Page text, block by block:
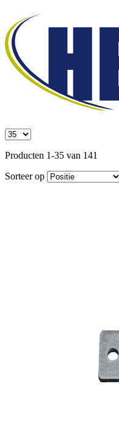
Producten 1-35 van 141
Sorteer op